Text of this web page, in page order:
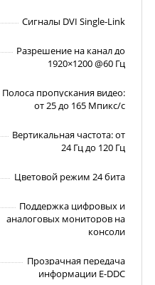
Сигналы DVI Single-Link
Разрешение на канал до
1920×1200 @60 Гц
Полоса пропускания видео:
от 25 до 165 Мпикс/с
Вертикальная частота: от
24 Гц до 120 Гц
Цветовой режим 24 бита
Поддержка цифровых и
аналоговых мониторов на
консоли
Прозрачная передача
информации E-DDC